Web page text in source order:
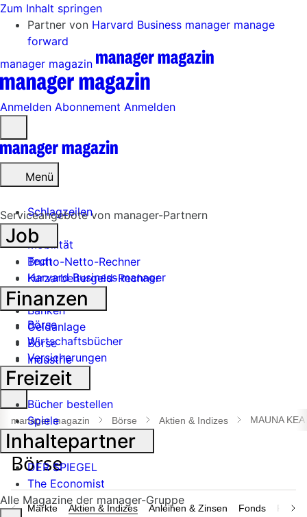
Zum Inhalt springen
Partner von Harvard Business manager manage
forward
manager magazin
Anmelden Abonnement Anmelden
öffnen
Menü
Schlagzeilen
Mobilität
Tech
Harvard Business manager
Handel
Banken
Geldanlage
Börse
Industrie
Suche
öffnen
manager magazin Börse Aktien & Indizes MAUNA
Märkte Aktien & Indizes Anleihen & Zinsen Fonds
Serviceangebote von manager-Partnern
Job
Brutto-Netto-Rechner
Kurzarbeitergeld-Rechner
Finanzen
Börse
Wirtschaftsbücher
Versicherungen
Freizeit
Bücher bestellen
Spiele
Inhaltepartner
DER SPIEGEL
The Economist
Alle Magazine der manager-Gruppe